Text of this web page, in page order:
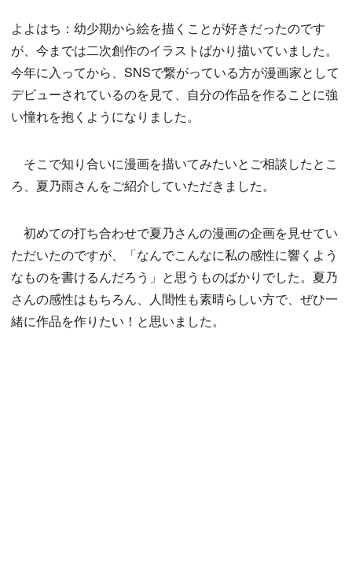
よよはち：幼少期から絵を描くことが好きだったのです
が、今までは二次創作のイラストばかり描いていました。
今年に入ってから、SNSで繋がっている方が漫画家として
デビューされているのを見て、自分の作品を作ることに強
い憧れを抱くようになりました。
そこで知り合いに漫画を描いてみたいとご相談したとこ
ろ、夏乃雨さんをご紹介していただきました。
初めての打ち合わせで夏乃さんの漫画の企画を見せてい
ただいたのですが、「なんでこんなに私の感性に響くよう
なものを書けるんだろう」と思うものばかりでした。夏乃
さんの感性はもちろん、人間性も素晴らしい方で、ぜひ一
緒に作品を作りたい！と思いました。